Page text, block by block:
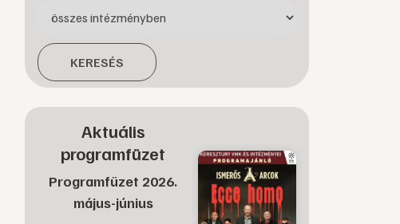
KERESÉS
Aktuális
programfüzet
Programfüzet 2026.
május-június